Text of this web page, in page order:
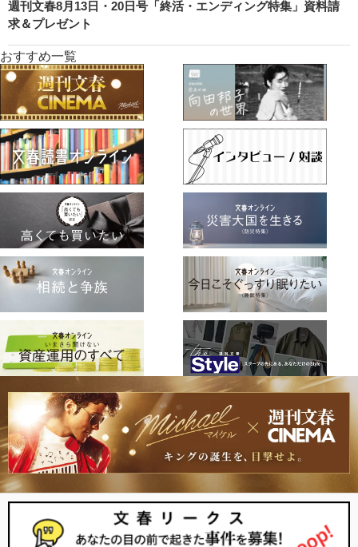
週刊文春8月13日・20日号「終活・エンディング特集」資料請
求＆プレゼント
おすすめ一覧